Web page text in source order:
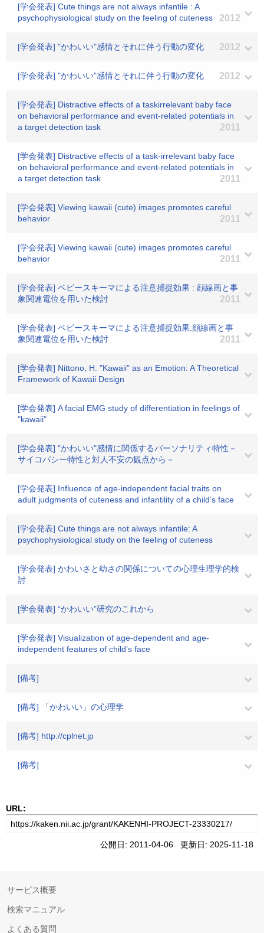
[学会発表] Cute things are not always infantile : A
psychophysiological study on the feeling of cuteness
2012
[学会発表] "かわいい"感情とそれに伴う行動の変化 2012
[学会発表] "かわいい"感情とそれに伴う行動の変化 2012
[学会発表] Distractive effects of a taskirrelevant baby face
on behavioral performance and event-related potentials in
a target detection task
2011
[学会発表] Distractive effects of a task-irrelevant baby face
on behavioral performance and event-related potentials in
a target detection task
2011
[学会発表] Viewing kawaii (cute) images promotes careful
behavior
2011
[学会発表] Viewing kawaii (cute) images promotes careful
behavior
2011
[学会発表] ベビースキーマによる注意捕捉効果 : 顔線画と事
象関連電位を用いた検討
2011
[学会発表] ベビースキーマによる注意捕捉効果:顔線画と事
象関連電位を用いた検討
2011
[学会発表] Nittono, H. "Kawaii" as an Emotion: A Theoretical
Framework of Kawaii Design
[学会発表] A facial EMG study of differentiation in feelings of
"kawaii"
[学会発表] "かわいい"感情に関係するパーソナリティ特性－
サイコパシー特性と対人不安の観点から－
[学会発表] Influence of age-independent facial traits on
adult judgments of cuteness and infantility of a child’s face
[学会発表] Cute things are not always infantile: A
psychophysiological study on the feeling of cuteness
[学会発表] かわいさと幼さの関係についての心理生理学的検
討
[学会発表] “かわいい”研究のこれから
[学会発表] Visualization of age-dependent and age-
independent features of child’s face
[備考]
[備考] 「かわいい」の心理学
[備考] http://cplnet.jp
[備考]
URL:
公開日: 2011-04-06 更新日: 2025-11-18
サービス概要
検索マニュアル
よくある質問